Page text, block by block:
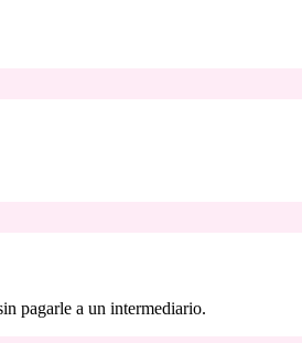
pagarle a un intermediario.